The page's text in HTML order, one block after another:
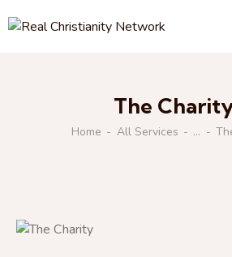
The
Home All Services ...